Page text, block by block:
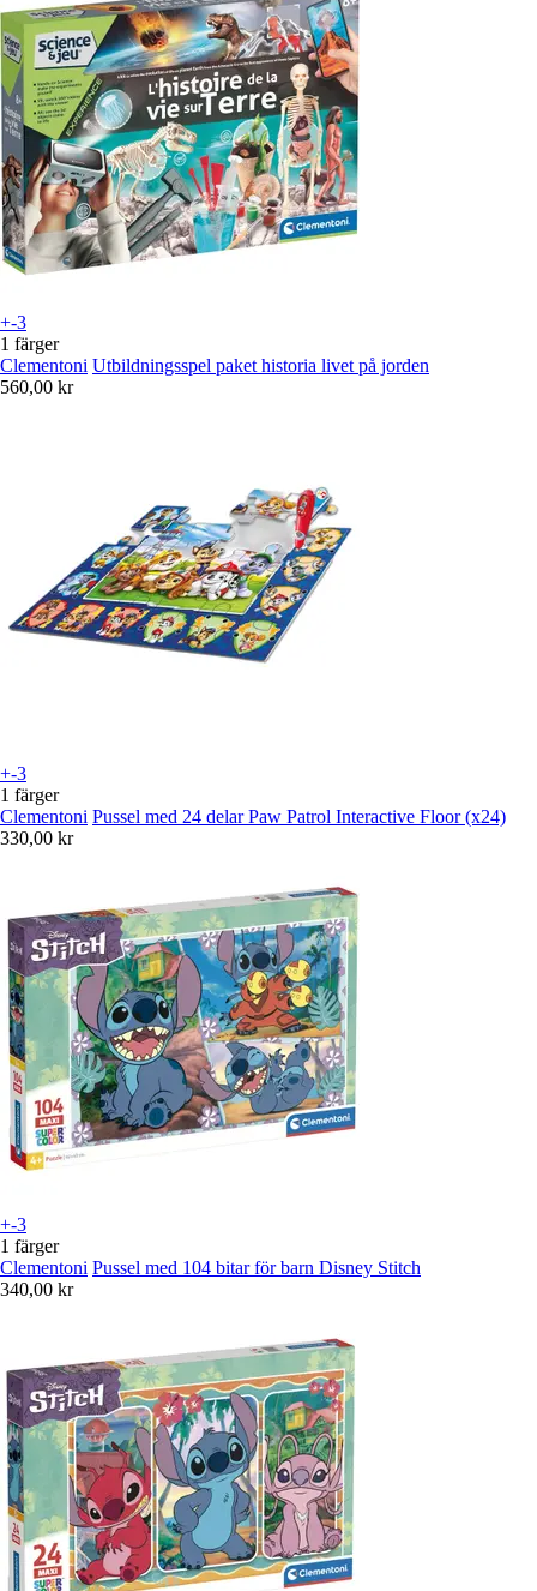
+-3
1 färger
Clementoni Utbildningsspel paket historia livet på jorden
560,00 kr
+-3
1 färger
Clementoni Pussel med 24 delar Paw Patrol Interactive Floor (x24)
330,00 kr
+-3
1 färger
Clementoni Pussel med 104 bitar för barn Disney Stitch
340,00 kr